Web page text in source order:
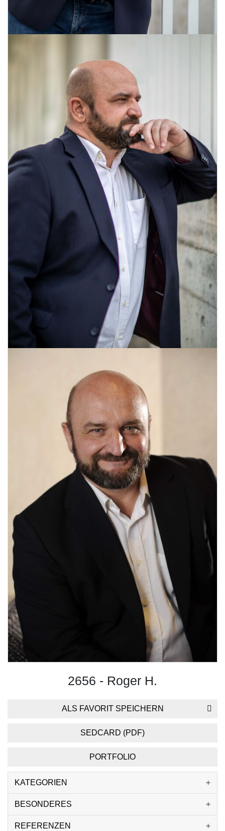
2656 - Roger H.
ALS FAVORIT SPEICHERN
SEDCARD (PDF)
PORTFOLIO
KATEGORIEN
BESONDERES
REFERENZEN